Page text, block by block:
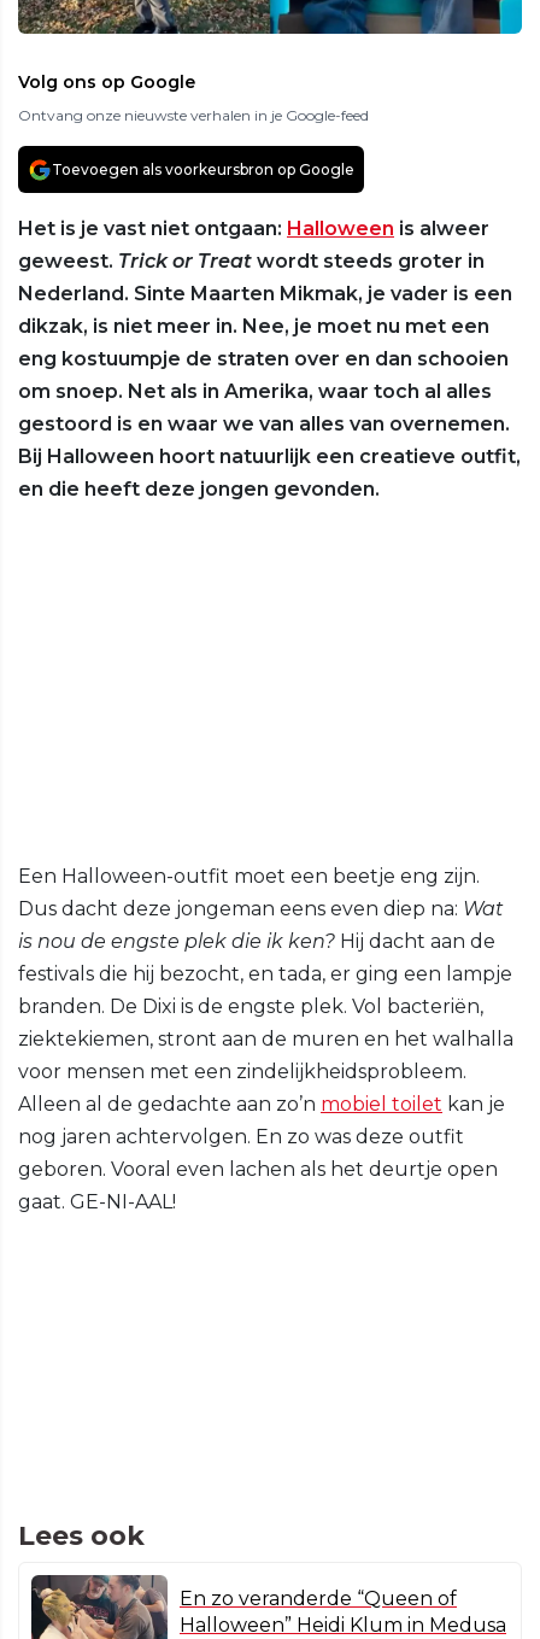
Volg ons op Google
Ontvang onze nieuwste verhalen in je Google-feed
Toevoegen als voorkeursbron op Google
Het is je vast niet ontgaan: Halloween is alweer
geweest. Trick or Treat wordt steeds groter in
Nederland. Sinte Maarten Mikmak, je vader is een
dikzak, is niet meer in. Nee, je moet nu met een
eng kostuumpje de straten over en dan schooien
om snoep. Net als in Amerika, waar toch al alles
gestoord is en waar we van alles van overnemen.
Bij Halloween hoort natuurlijk een creatieve outfit,
en die heeft deze jongen gevonden.
Een Halloween-outfit moet een beetje eng zijn.
Dus dacht deze jongeman eens even diep na: Wat
is nou de engste plek die ik ken? Hij dacht aan de
festivals die hij bezocht, en tada, er ging een lampje
branden. De Dixi is de engste plek. Vol bacteriën,
ziektekiemen, stront aan de muren en het walhalla
voor mensen met een zindelijkheidsprobleem.
Alleen al de gedachte aan zo’n mobiel toilet kan je
nog jaren achtervolgen. En zo was deze outfit
geboren. Vooral even lachen als het deurtje open
gaat. GE-NI-AAL!
Lees ook
En zo veranderde “Queen of
Halloween” Heidi Klum in Medusa